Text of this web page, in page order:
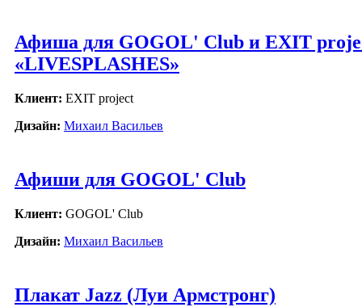
Афиша для GOGOL' Club и EXIT
«LIVESPLASHES»
Клиент: EXIT project
Дизайн: Михаил Васильев
Афиши для GOGOL' Club
Клиент: GOGOL' Club
Дизайн: Михаил Васильев
Плакат Jazz (Луи Армстронг)